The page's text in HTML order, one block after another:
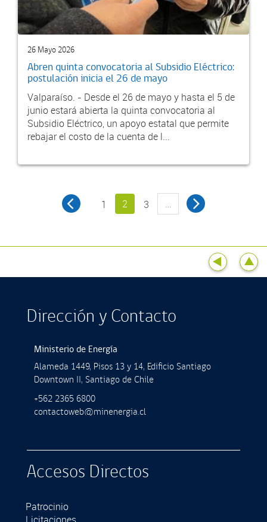
26 Mayo 2026
Abren quinta convocatoria al Subsidio Eléctrico:
postulación inicia el 26 de mayo
Valparaíso. - Desde el 26 de mayo y hasta el 5 de
junio estará abierta la quinta convocatoria al
Subsidio Eléctrico, un apoyo estatal que permite
rebajar el costo de la cuenta de l...
1 2 3 …
Dirección y Contacto
Ministerio de Energía
Alameda 1449, Pisos 13 y 14, Ediﬁcio Santiago
Downtown II, Santiago de Chile
+562 2365 6800
contactoweb@minenergia.cl
Accesos Directos
Patrocinio
Licitaciones